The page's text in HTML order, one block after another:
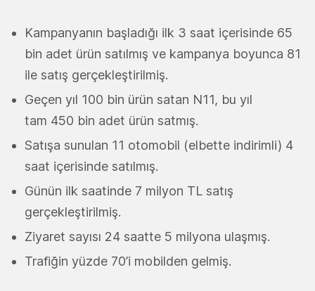
Kampanyanın başladığı ilk 3 saat içerisinde 65
bin adet ürün satılmış ve kampanya boyunca 81
ile satış gerçekleştirilmiş.
Geçen yıl 100 bin ürün satan N11, bu yıl
tam 450 bin adet ürün satmış.
Satışa sunulan 11 otomobil (elbette indirimli) 4
saat içerisinde satılmış.
Günün ilk saatinde 7 milyon TL satış
gerçekleştirilmiş.
Ziyaret sayısı 24 saatte 5 milyona ulaşmış.
Trafiğin yüzde 70’i mobilden gelmiş.